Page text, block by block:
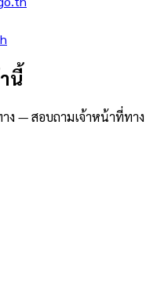
นี้
ง — สอบถามเจ้าหน้าที่ทาง